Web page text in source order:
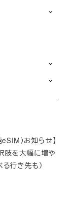
）お知らせ】
肢を大幅に増や
行き先も）